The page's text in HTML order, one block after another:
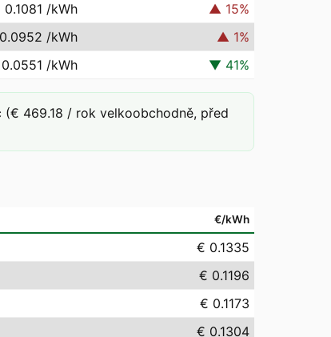
/kWh ▲ 15%
/kWh ▲ 1%
/kWh ▼ 41%
469.18 / rok velkoobchodně, před
€/kWh
€ 0.1335
€ 0.1196
€ 0.1173
€ 0.1304